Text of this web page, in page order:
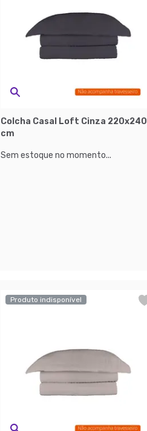
Colcha Casal Loft Cinza 220x240
cm
Sem estoque no momento...
Produto indisponível